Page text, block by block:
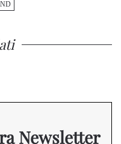
Newsletter